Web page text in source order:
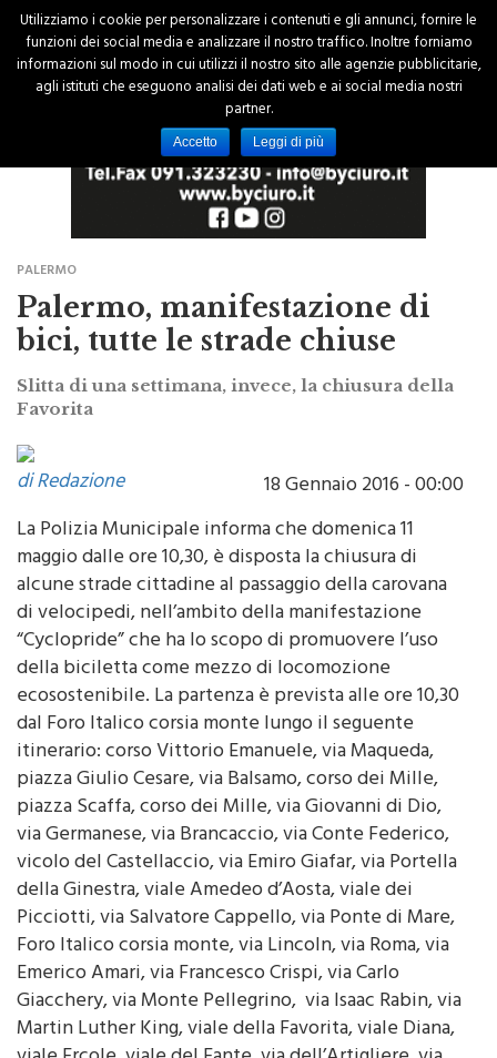
PALERMO
Palermo, manifestazione di
bici, tutte le strade chiuse
Slitta di una settimana, invece, la chiusura della
Favorita
di Redazione
La Polizia Municipale informa che domenica 11
maggio dalle ore 10,30, è disposta la chiusura di
alcune strade cittadine al passaggio della carovana
di velocipedi, nell’ambito della manifestazione
“Cyclopride” che ha lo scopo di promuovere l’uso
della biciletta come mezzo di locomozione
ecosostenibile. La partenza è prevista alle ore 10,30
dal Foro Italico corsia monte lungo il seguente
itinerario: corso Vittorio Emanuele, via Maqueda,
piazza Giulio Cesare, via Balsamo, corso dei Mille,
piazza Scaffa, corso dei Mille, via Giovanni di Dio,
via Germanese, via Brancaccio, via Conte Federico,
vicolo del Castellaccio, via Emiro Giafar, via Portella
della Ginestra, viale Amedeo d’Aosta, viale dei
Picciotti, via Salvatore Cappello, via Ponte di Mare,
Foro Italico corsia monte, via Lincoln, via Roma, via
Emerico Amari, via Francesco Crispi, via Carlo
Giacchery, via Monte Pellegrino, via Isaac Rabin, via
Martin Luther King, viale della Favorita, viale Diana,
viale Ercole, viale del Fante, via dell’Artigliere, via
Utilizziamo i cookie per personalizzare i contenuti e gli annunci, fornire le
funzioni dei social media e analizzare il nostro traffico. Inoltre forniamo
informazioni sul modo in cui utilizzi il nostro sito alle agenzie pubblicitarie,
agli istituti che eseguono analisi dei dati web e ai social media nostri
partner.
Accetto Leggi di più